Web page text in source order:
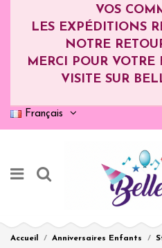
VOS
LES EXPÉDITIONS
NOTRE
MERCI POUR
VISITE SUR
Français
Accueil Anniversaires Enfants